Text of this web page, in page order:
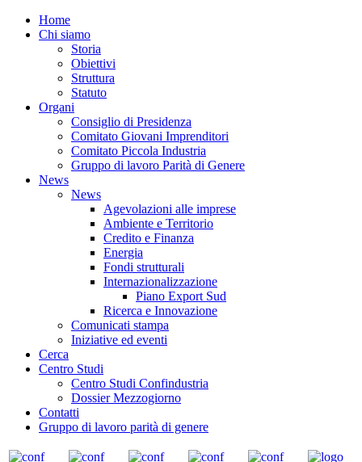
Home
Chi siamo
Storia
Obiettivi
Struttura
Statuto
Organi
Consiglio di Presidenza
Comitato Giovani Imprenditori
Comitato Piccola Industria
Gruppo di lavoro Parità di Genere
News
News
Agevolazioni alle imprese
Ambiente e Territorio
Credito e Finanza
Energia
Fondi strutturali
Internazionalizzazione
Piano Export Sud
Ricerca e Innovazione
Comunicati stampa
Iniziative ed eventi
Cerca
Centro Studi
Centro Studi Confindustria
Dossier Mezzogiorno
Contatti
Gruppo di lavoro parità di genere